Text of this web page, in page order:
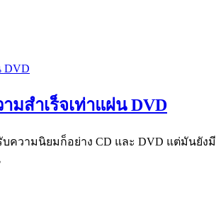
สำเร็จเท่าแผ่น DVD
ความนิยมก็อย่าง CD และ DVD แต่มันยังมี